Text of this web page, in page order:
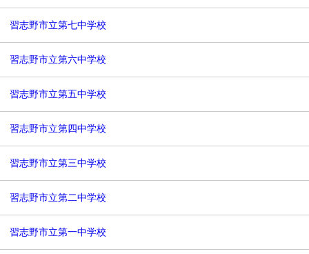
千葉日報オンライン
習志野市立第七中学校
習志野市立第六中学校
習志野市立第五中学校
習志野市立第四中学校
習志野市立第三中学校
習志野市立第二中学校
習志野市立第一中学校